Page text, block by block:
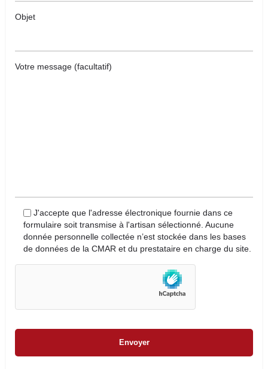
Objet
Votre message (facultatif)
J'accepte que l'adresse électronique fournie dans ce
formulaire soit transmise à l'artisan sélectionné. Aucune
donnée personnelle collectée n’est stockée dans les bases
de données de la CMAR et du prestataire en charge du site.